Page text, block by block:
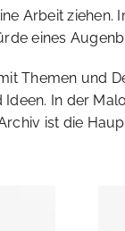
Arbeit
eines
Themen und
In der
ist die